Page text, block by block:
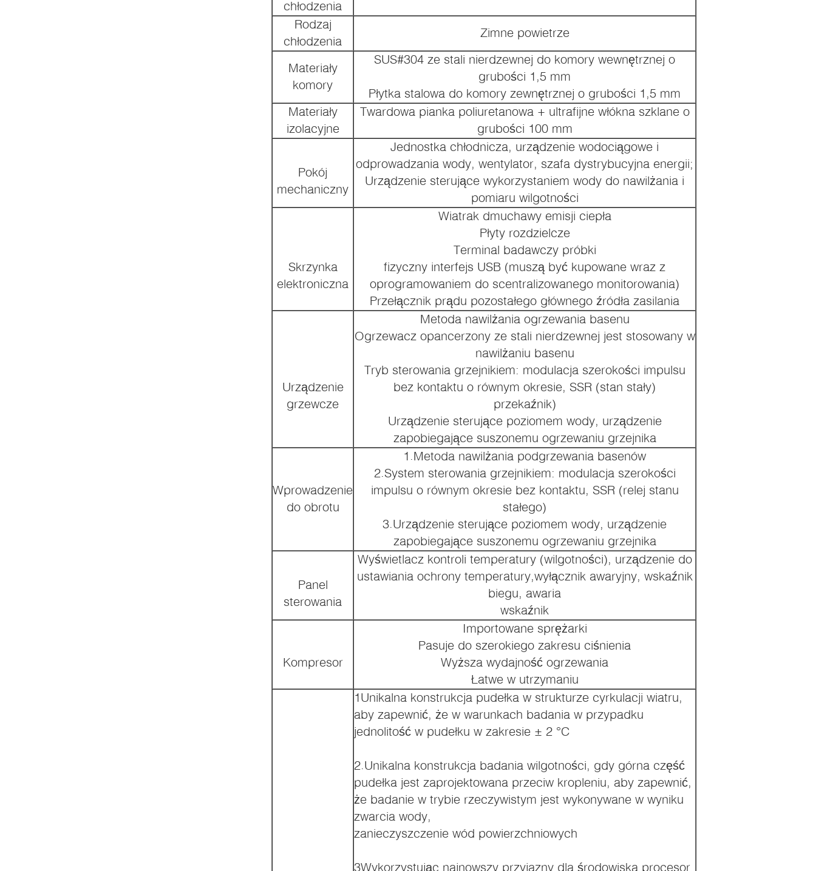
chłodzenia
Rodzaj
chłodzenia
Zimne powietrze
Materiały
komory
SUS#304 ze stali nierdzewnej do komory wewnętrznej o
grubości 1,5 mm
Płytka stalowa do komory zewnętrznej o grubości 1,5 mm
Materiały
izolacyjne
Twardowa pianka poliuretanowa + ultrafijne włókna szklane o
grubości 100 mm
Pokój
mechaniczny
Jednostka chłodnicza, urządzenie wodociągowe i
odprowadzania wody, wentylator, szafa dystrybucyjna energii;
Urządzenie sterujące wykorzystaniem wody do nawilżania i
pomiaru wilgotności
Skrzynka
elektroniczna
Wiatrak dmuchawy emisji ciepła
Płyty rozdzielcze
Terminal badawczy próbki
fizyczny interfejs USB (muszą być kupowane wraz z
oprogramowaniem do scentralizowanego monitorowania)
Przełącznik prądu pozostałego głównego źródła zasilania
Urządzenie
grzewcze
Metoda nawilżania ogrzewania basenu
Ogrzewacz opancerzony ze stali nierdzewnej jest stosowany w
nawilżaniu basenu
Tryb sterowania grzejnikiem: modulacja szerokości impulsu
bez kontaktu o równym okresie, SSR (stan stały)
przekaźnik)
Urządzenie sterujące poziomem wody, urządzenie
zapobiegające suszonemu ogrzewaniu grzejnika
Wprowadzenie
do obrotu
1.Metoda nawilżania podgrzewania basenów
2.System sterowania grzejnikiem: modulacja szerokości
impulsu o równym okresie bez kontaktu, SSR (relej stanu
stałego)
3.Urządzenie sterujące poziomem wody, urządzenie
zapobiegające suszonemu ogrzewaniu grzejnika
Panel
sterowania
Wyświetlacz kontroli temperatury (wilgotności), urządzenie do
ustawiania ochrony temperatury,wyłącznik awaryjny, wskaźnik
biegu, awaria
wskaźnik
Kompresor
Importowane sprężarki
Pasuje do szerokiego zakresu ciśnienia
Wyższa wydajność ogrzewania
Łatwe w utrzymaniu
1Unikalna konstrukcja pudełka w strukturze cyrkulacji wiatru,
aby zapewnić, że w warunkach badania w przypadku
jednolitość w pudełku w zakresie ± 2 °C
2.Unikalna konstrukcja badania wilgotności, gdy górna część
pudełka jest zaprojektowana przeciw kropleniu, aby zapewnić,
że badanie w trybie rzeczywistym jest wykonywane w wyniku
zwarcia wody,
zanieczyszczenie wód powierzchniowych
3Wykorzystując najnowszy przyjazny dla środowiska procesor